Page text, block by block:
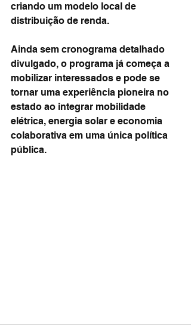
criando um modelo local de
distribuição de renda.
Ainda sem cronograma detalhado
divulgado, o programa já começa a
mobilizar interessados e pode se
tornar uma experiência pioneira no
estado ao integrar mobilidade
elétrica, energia solar e economia
colaborativa em uma única política
pública.